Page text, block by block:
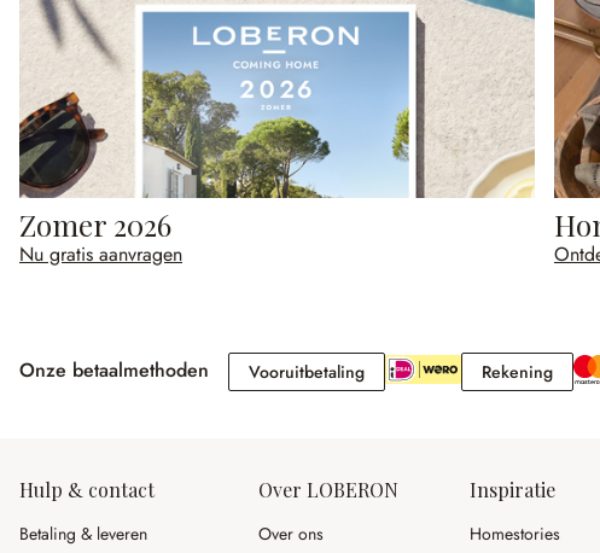
Zomer 2026
Nu gratis aanvragen
Onze betaalmethoden VooruitbetalingVooruitbetaling Rekening
Hulp & contact
Betaling & leveren
Over LOBERON
Over ons
Inspiratie
Homestories